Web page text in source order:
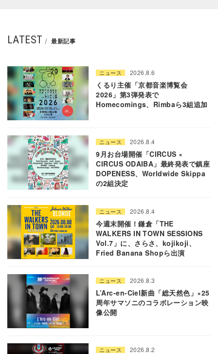
LATEST 最新記事
ニュース 2026.8.6
くるり主催「京都音楽博覧会
2026」第3弾発表で
Homecomings、Rimbaら3組追加
ニュース 2026.8.4
9月お台場開催「CIRCUS ×
CIRCUS ODAIBA」最終発表で鎮座
DOPENESS、Worldwide Skippa
の2組決定
ニュース 2026.8.4
今週末開催！鎌倉「THE
WALKERS IN TOWN SESSIONS
Vol.7」に、さらさ、kojikoji、
Fried Banana Shopら出演
ニュース 2026.8.3
L’Arc-en-Ciel新曲「総天然色」×25
周年サマソニのコラボレーション映
像公開
ニュース 2026.8.2